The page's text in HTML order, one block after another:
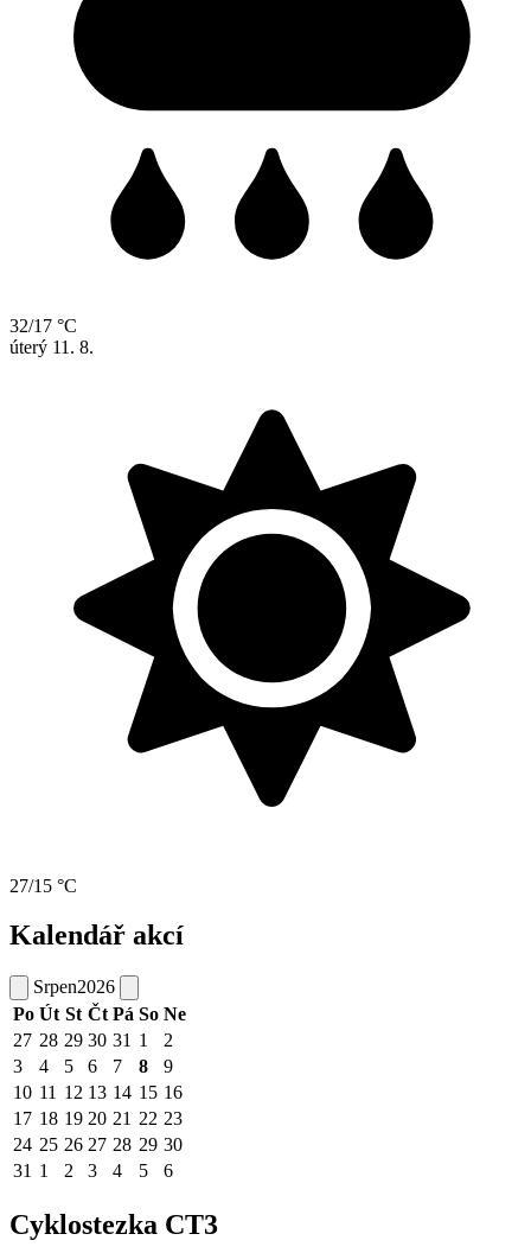
32/17 °C
úterý 11. 8.
27/15 °C
Kalendář akcí
Srpen2026
Po Út St Čt Pá So Ne
27 28 29 30 31 1
2
3
4 5 6 7 8
9
10 11 12 13 14 15 16
17 18 19 20 21 22 23
24 25 26 27 28 29 30
31 1 2 3 4 5 6
Cyklostezka CT3